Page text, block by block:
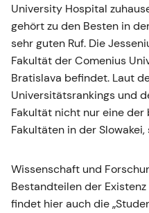
University Hospital
gehört zu den Besten in
sehr guten Ruf. Die
Fakultät der Comenius
Bratislava befindet. Laut
Universitätsrankings und
Fakultät nicht nur eine
Fakultäten in der
Wissenschaft und
Bestandteilen der
findet hier auch die